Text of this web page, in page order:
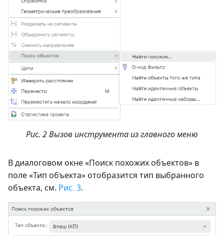
Рис. 2 Вызов инструмента из главного меню
В диалоговом окне «Поиск похожих объектов» в
поле «Тип объекта» отобразится тип выбранного
объекта, см. Рис. 3.